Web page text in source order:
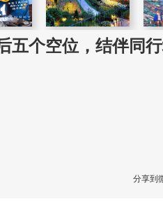
五个空位，结伴同
分享到